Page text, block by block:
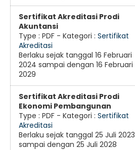
Sertifikat Akreditasi Prodi
Akuntansi
Type : PDF - Kategori : Sertifikat
Akreditasi
Berlaku sejak tanggal 16 Februari
2024 sampai dengan 16 Februari
2029
Sertifikat Akreditasi Prodi
Ekonomi Pembangunan
Type : PDF - Kategori : Sertifikat
Akreditasi
Berlaku sejak tanggal 25 Juli 2023
sampai dengan 25 Juli 2028